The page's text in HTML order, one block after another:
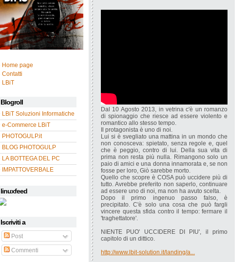
Home page
Contatti
LBiT
Blogroll
LBiT Soluzioni Informatiche
e-Commerce LBiT
PHOTOGULP.it
BLOG PHOTOGULP
LA BOTTEGA DEL PC
IMPATTOVERBALE
linuxfeed
Iscriviti a
Post
Commenti
Dal 10 Agosto 2013, in vetrina c'è un romanzo
di spionaggio che riesce ad essere violento e
romantico allo stesso tempo.
Il protagonista è uno di noi.
Lui si è svegliato una mattina in un mondo che
non conosceva: spietato, senza regole e, quel
che è peggio, contro di lui. Della sua vita di
prima non resta più nulla. Rimangono solo un
paio di amici e una donna innamorata e, se non
fosse per loro, Giò sarebbe morto.
Quello che scopre è COSA può uccidere più di
tutto. Avrebbe preferito non saperlo, continuare
ad essere uno di noi, ma non ha avuto scelta.
Dopo il primo ingenuo passo falso, è
precipitato. C'è solo una cosa che può fargli
vincere questa sfida contro il tempo: fermare il
'traghettatore'.
NIENTE PUO' UCCIDERE DI PIU', il primo
capitolo di un dittico.
http://www.lbit-solution.it/landing/a...